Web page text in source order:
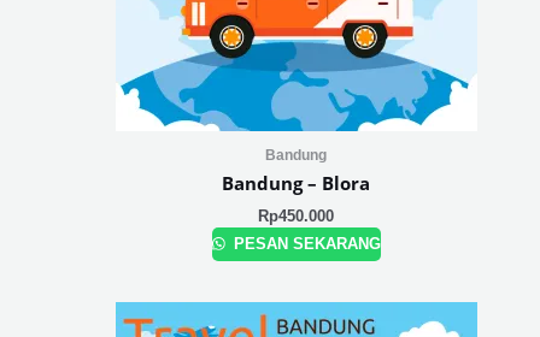
Bandung
Bandung – Blora
Rp450.000
PESAN SEKARANG